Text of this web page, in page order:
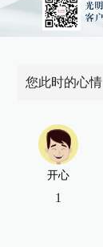
您此时的心情
开心
1